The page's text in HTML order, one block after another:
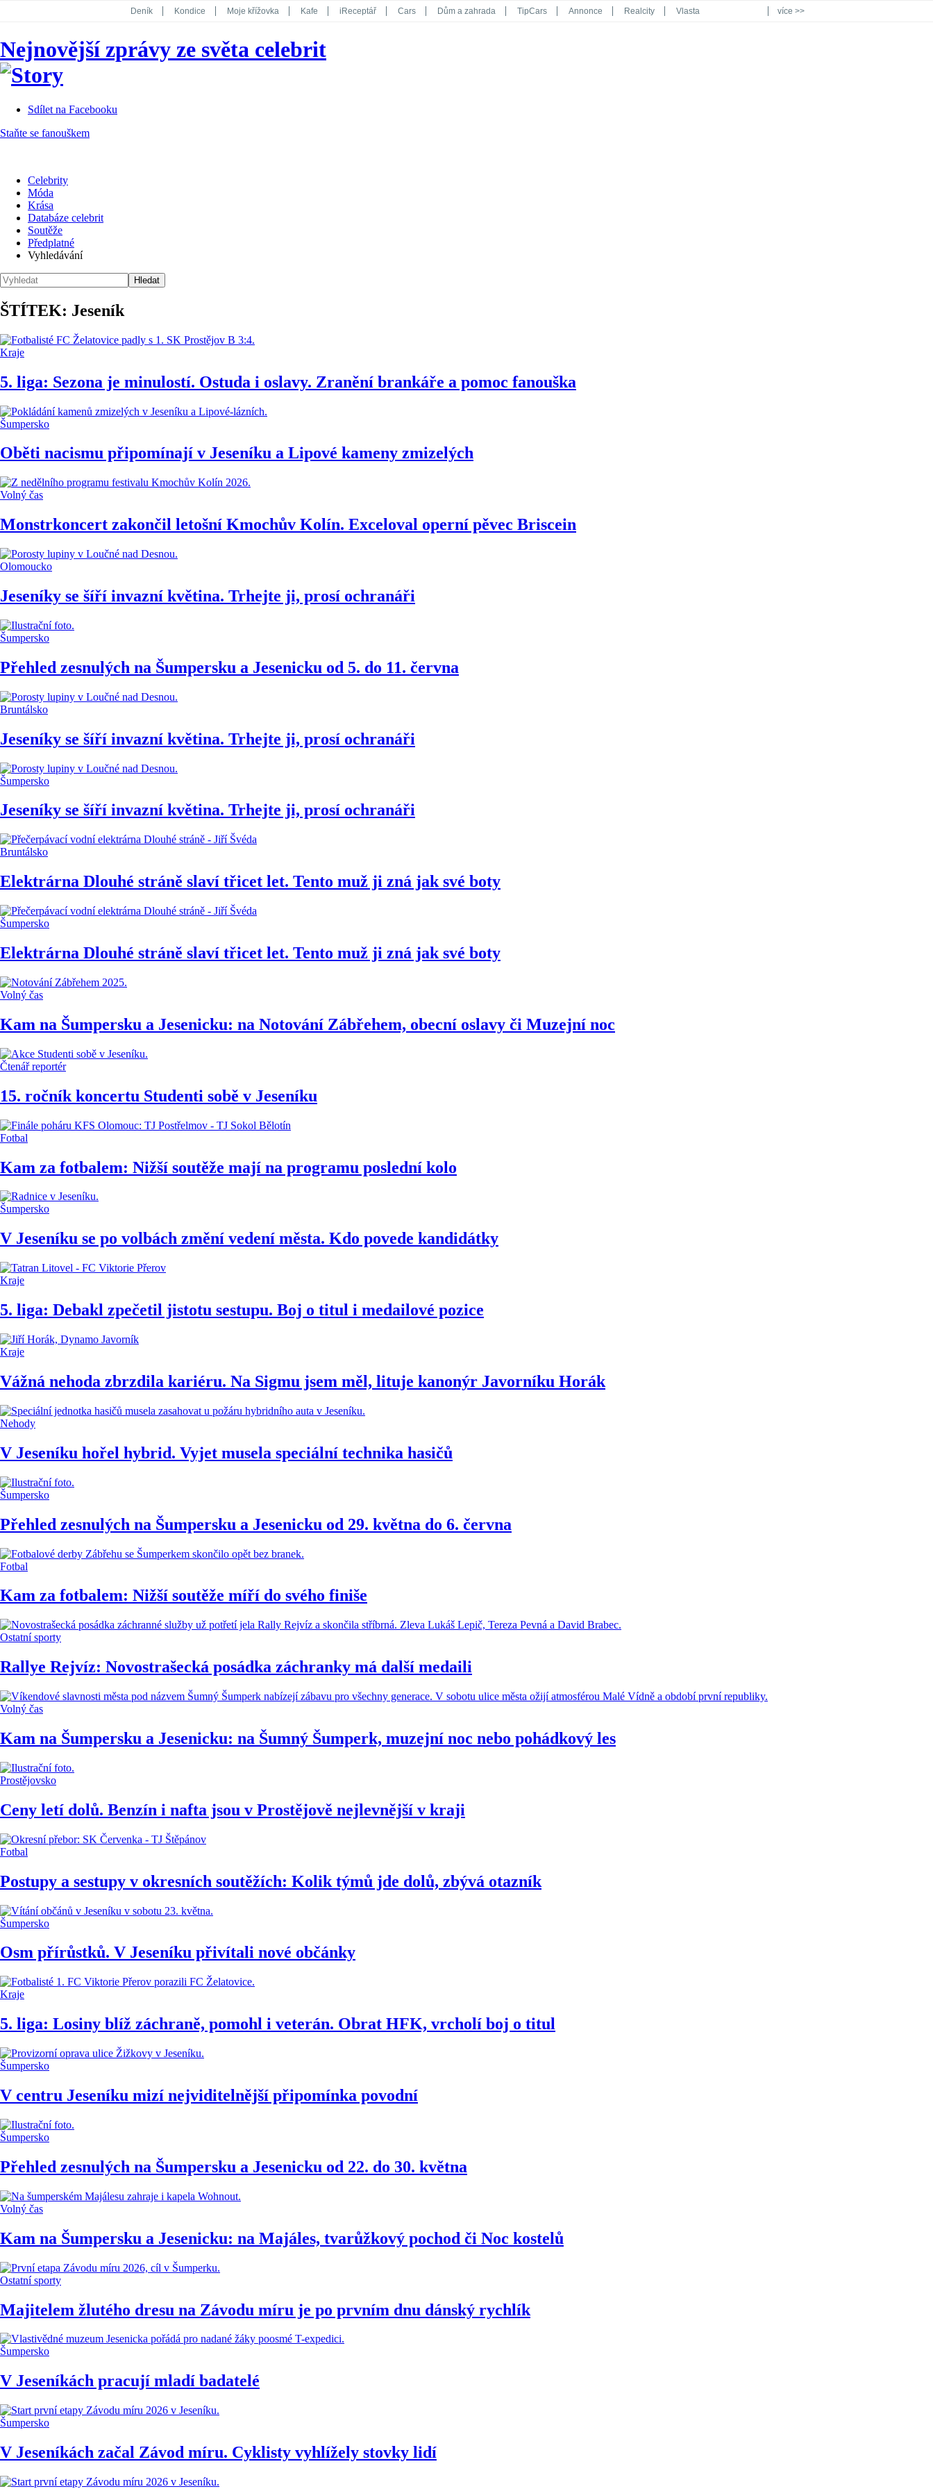
Deník Kondice Moje křížovka Kafe iReceptář Cars Dům a zahrada TipCars Annonce Realcity Vlasta
Koktejl
více >>
Nejnovější zprávy ze světa celebrit
Sdílet na Facebooku
Staňte se fanouškem
Celebrity
Móda
Krása
Databáze celebrit
Soutěže
Předplatné
Vyhledávání
ŠTÍTEK: Jeseník
Kraje
5. liga: Sezona je minulostí. Ostuda i oslavy. Zranění brankáře a pomoc fanouška
Šumpersko
Oběti nacismu připomínají v Jeseníku a Lipové kameny zmizelých
Volný čas
Monstrkoncert zakončil letošní Kmochův Kolín. Exceloval operní pěvec Briscein
Olomoucko
Jeseníky se šíří invazní květina. Trhejte ji, prosí ochranáři
Šumpersko
Přehled zesnulých na Šumpersku a Jesenicku od 5. do 11. června
Bruntálsko
Jeseníky se šíří invazní květina. Trhejte ji, prosí ochranáři
Šumpersko
Jeseníky se šíří invazní květina. Trhejte ji, prosí ochranáři
Bruntálsko
Elektrárna Dlouhé stráně slaví třicet let. Tento muž ji zná jak své boty
Šumpersko
Elektrárna Dlouhé stráně slaví třicet let. Tento muž ji zná jak své boty
Volný čas
Kam na Šumpersku a Jesenicku: na Notování Zábřehem, obecní oslavy či Muzejní noc
Čtenář reportér
15. ročník koncertu Studenti sobě v Jeseníku
Fotbal
Kam za fotbalem: Nižší soutěže mají na programu poslední kolo
Šumpersko
V Jeseníku se po volbách změní vedení města. Kdo povede kandidátky
Kraje
5. liga: Debakl zpečetil jistotu sestupu. Boj o titul i medailové pozice
Kraje
Vážná nehoda zbrzdila kariéru. Na Sigmu jsem měl, lituje kanonýr Javorníku Horák
Nehody
V Jeseníku hořel hybrid. Vyjet musela speciální technika hasičů
Šumpersko
Přehled zesnulých na Šumpersku a Jesenicku od 29. května do 6. června
Fotbal
Kam za fotbalem: Nižší soutěže míří do svého finiše
Ostatní sporty
Rallye Rejvíz: Novostrašecká posádka záchranky má další medaili
Volný čas
Kam na Šumpersku a Jesenicku: na Šumný Šumperk, muzejní noc nebo pohádkový les
Prostějovsko
Ceny letí dolů. Benzín i nafta jsou v Prostějově nejlevnější v kraji
Fotbal
Postupy a sestupy v okresních soutěžích: Kolik týmů jde dolů, zbývá otazník
Šumpersko
Osm přírůstků. V Jeseníku přivítali nové občánky
Kraje
5. liga: Losiny blíž záchraně, pomohl i veterán. Obrat HFK, vrcholí boj o titul
Šumpersko
V centru Jeseníku mizí nejviditelnější připomínka povodní
Šumpersko
Přehled zesnulých na Šumpersku a Jesenicku od 22. do 30. května
Volný čas
Kam na Šumpersku a Jesenicku: na Majáles, tvarůžkový pochod či Noc kostelů
Ostatní sporty
Majitelem žlutého dresu na Závodu míru je po prvním dnu dánský rychlík
Šumpersko
V Jeseníkách pracují mladí badatelé
Šumpersko
V Jeseníkách začal Závod míru. Cyklisty vyhlížely stovky lidí